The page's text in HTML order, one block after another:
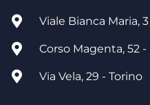
Viale Bianca Maria,
Corso Magenta, 52
Via Vela, 29 - Torino